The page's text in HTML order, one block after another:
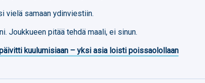
vielä samaan ydinviestiin.
Joukkueen pitää tehdä maali, ei sinun.
kuulumisiaan – yksi asia loisti poissaolollaan